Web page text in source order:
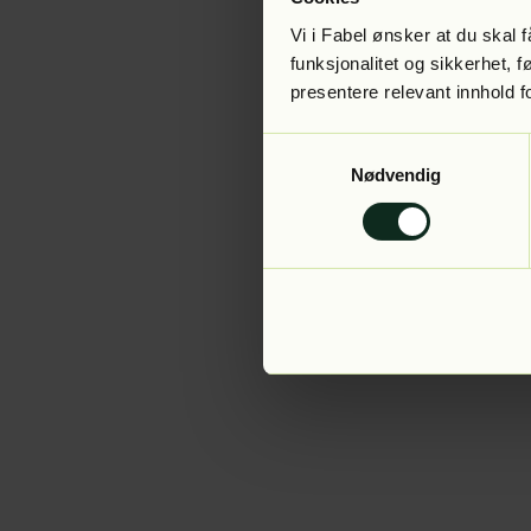
Vi i Fabel ønsker at du skal
funksjonalitet og sikkerhet,
presentere relevant innhold
Nødvendig
Application